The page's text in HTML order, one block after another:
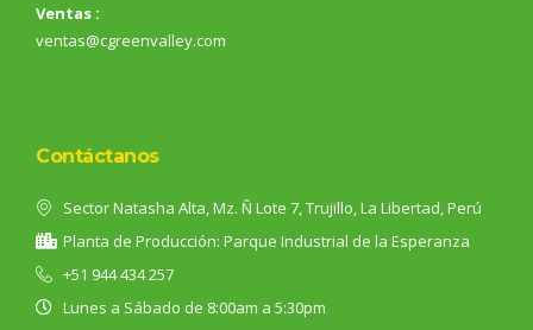
Ventas :
ventas@cgreenvalley.com
Contáctanos
Sector Natasha Alta, Mz. Ñ Lote 7, Trujillo, La Libertad, Perú
Planta de Producción: Parque Industrial de la Esperanza
+51 944 434 257
Lunes a Sábado de 8:00am a 5:30pm